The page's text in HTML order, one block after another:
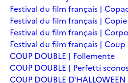
Festival du film français |
Festival du film français |
Festival du film français |
Festival du film français |
COUP DOUBLE | Follemente
COUP DOUBLE | Perfetti
COUP DOUBLE